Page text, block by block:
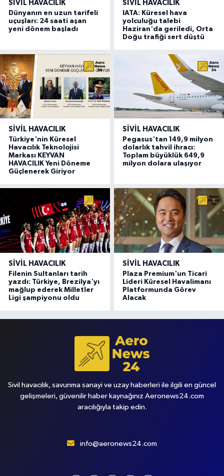
SIVIL HAVACILIK
Dünyanın en uzun tarifeli
uçuşları: 24 saati aşan
yeni dönem başladı
SIVIL HAVACILIK
IATA: Küresel hava
yolculuğu talebi
Haziran'da geriledi, Orta
Doğu trafiği sert düştü
SIVIL HAVACILIK
Türkiye'nin Küresel
Havacılık Teknolojisi
Markası KEYVAN
HAVACILIK Yeni Döneme
Güçlenerek Giriyor
SIVIL HAVACILIK
Pegasus'tan 149,9 milyon
dolarlık tahvil ihracı:
Toplam büyüklük 649,9
milyon dolara ulaşıyor
SIVIL HAVACILIK
Filenin Sultanları tarih
yazdı: Türkiye, Brezilya'yı
mağlup ederek Milletler
Ligi şampiyonu oldu
SIVIL HAVACILIK
Plaza Premium'un Ticari
Lideri Küresel Havalimanı
Platformunda Görev
Alacak
Sivil havacılık, savunma sanayi ve uzay haberleri ile ilgili en güncel
gelişmeleri, güvenilir haber kaynağınız Aeronews24.com
aracılığıyla takip edin.
info@aeronews24.com